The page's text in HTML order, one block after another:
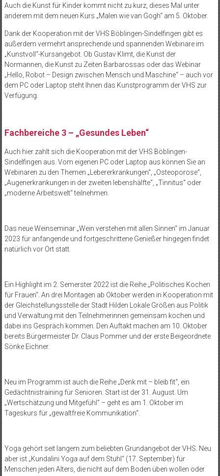
Auch die Kunst für Kinder kommt nicht zu kurz, dieses Mal unter
anderem mit dem neuen Kurs „Malen wie van Gogh“ am 5. Oktober.
Dank der Kooperation mit der VHS Böblingen-Sindelfingen gibt es
außerdem vermehrt ansprechende und spannenden Webinare im
„Kunstvoll“-Kursangebot. Ob Gustav Klimt, die Kunst der
Normannen, die Kunst zu Zeiten Barbarossas oder das Webinar
„Hello, Robot – Design zwischen Mensch und Maschine“ – auch vor
dem PC oder Laptop steht Ihnen das Kunstprogramm der VHS zur
Verfügung.
Fachbereiche 3 – „Gesundes Leben“
Auch hier zahlt sich die Kooperation mit der VHS Böblingen-
Sindelfingen aus. Vom eigenen PC oder Laptop aus können Sie an
Webinaren zu den Themen „Lebererkrankungen“, „Osteoporose“,
„Augenerkrankungen in der zweiten lebenshälfte“, „Tinnitus“ oder
„moderne Arbeitswelt“ teilnehmen.
Das neue Weinseminar „Wein verstehen mit allen Sinnen“ im Januar
2023 für anfangende und fortgeschrittene Genießer hingegen findet
natürlich vor Ort statt.
Ein Highlight im 2. Semerster 2022 ist die Reihe „Politisches Kochen
für Frauen“. An drei Montagen ab Oktober werden in Kooperation mit
der Gleichstellungsstelle der Stadt Hilden Lokale Größen aus Politik
und Verwaltung mit den Teilnehmerinnen gemeinsam kochen und
dabei ins Gespräch kommen. Den Auftakt machen am 10. Oktober
bereits Bürgermeister Dr. Claus Pommer und der erste Beigeordnete
Sönke Eichner.
Neu im Programm ist auch die Reihe „Denk mit – bleib fit“, ein
Gedächtnistraining für Senioren. Start ist der 31. August. Um
„Wertschätzung und Mitgefühl“ – geht es am 1. Oktober im
Tageskurs für „gewaltfreie Kommunikation“.
Yoga gehört seit langem zum beliebten Grundangebot der VHS. Neu
aber ist „Kundalini Yoga auf dem Stuhl“ (17. September) für
Menschen jeden Alters, die nicht auf dem Boden üben wollen oder